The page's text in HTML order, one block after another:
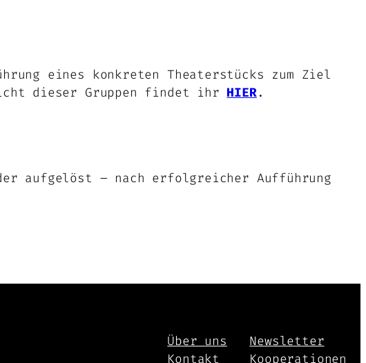
eines konkreten Theaterstücks zum Ziel
dieser Gruppen findet ihr HIER.
aufgelöst – nach erfolgreicher Aufführung
Über uns
Kontakt
Newsletter
Kooperationen